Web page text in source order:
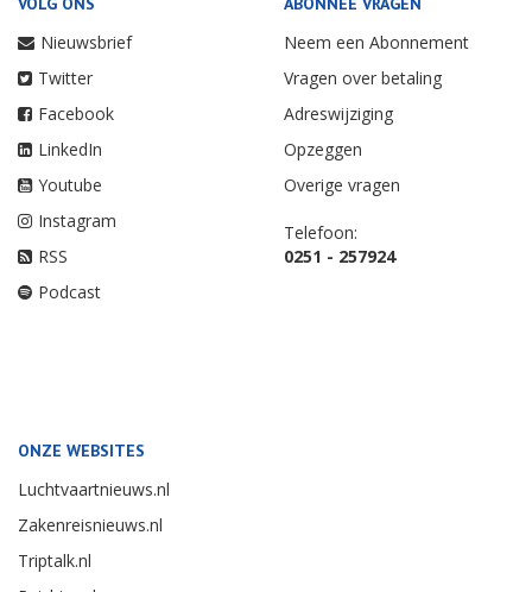
Nieuwsbrief
Twitter
Facebook
LinkedIn
Youtube
Instagram
RSS
Podcast
Neem een Abonnement
Vragen over betaling
Adreswijziging
Opzeggen
Overige vragen
Telefoon:
0251 - 257924
ONZE WEBSITES
Luchtvaartnieuws.nl
Zakenreisnieuws.nl
Triptalk.nl